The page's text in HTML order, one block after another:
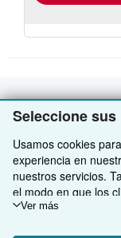
Seleccione
Usamos cookies
experiencia en
nuestros servicios.
el modo en que los
ejemplo, midiendo
Ver más
Compre con nosotros
Búsqueda avanzada
Colecciones
Venda con nosotros
Comenzar a vender
Sobre nosotros